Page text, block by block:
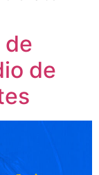
de
de